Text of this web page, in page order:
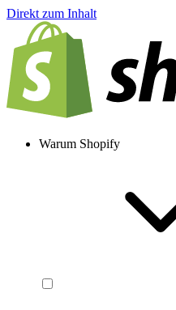
Direkt zum Inhalt
Warum Shopify